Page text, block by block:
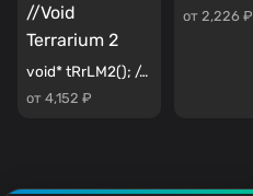
void* tRrLM2(); //Void Terrarium 2
от 4,152 ₽
от 2,226 ₽